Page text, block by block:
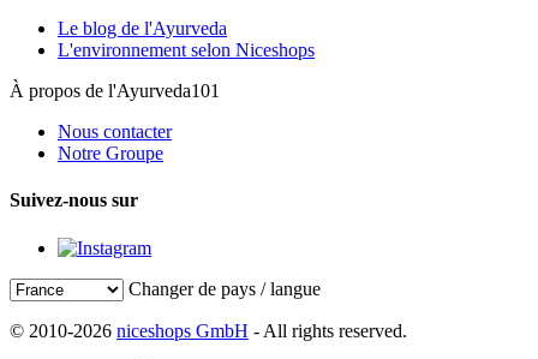
Le blog de l'Ayurveda
L'environnement selon Niceshops
À propos de l'Ayurveda101
Nous contacter
Notre Groupe
Suivez-nous sur
Changer de pays / langue
© 2010-2026 niceshops GmbH - All rights reserved.